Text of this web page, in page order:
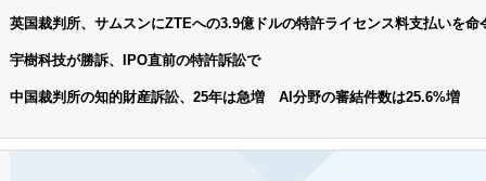
英国裁判所、サムスンにZTEへの3.9億ドルの特許ライセンス料支払いを命
宇樹科技が勝訴、IPO直前の特許訴訟で
中国裁判所の知的財産訴訟、25年は急増 AI分野の審結件数は25.6%増